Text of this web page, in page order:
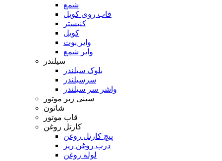
شمع
قاب روی کویل
کنیستر
کویل
وایر بوت
وایر شمع
سیلندر
بلوک سیلندر
سرسیلندر
واشر سر سیلندر
سینی زیر موتور
شاتون
قاب موتور
کارتل روغن
پیچ کارتل روغن
درب روغن ریز
لوله روغن